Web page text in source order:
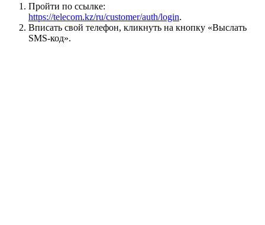
Пройти по ссылке:
https://telecom.kz/ru/customer/auth/login.
Вписать свой телефон, кликнуть на кнопку «Выслать
SMS-код».